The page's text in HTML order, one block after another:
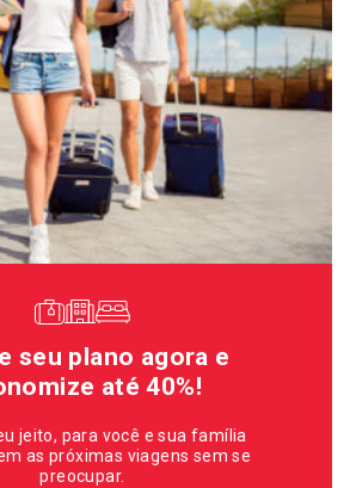
seu plano agora e
até 40%!
jeito, para você e sua família
as próximas viagens sem se
preocupar.